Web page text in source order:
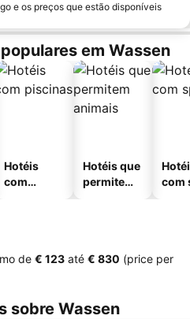
e os preços que estão disponíveis
em Wassen
Hotéis
com
Hotéis que
permitem
com
de ‎€ 123 até ‎€ 830 (price per
sobre Wassen